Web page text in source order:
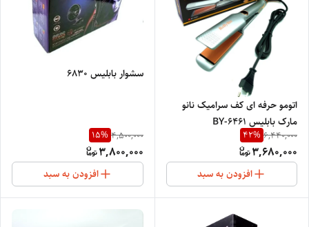
اتومو حرفه ای کف سرامیک نانو
مارک بابلیس BY-6461
6,440,000
42%
3,680,000
افزودن به سبد
سشوار بابلیس 6830
4,500,000
15%
3,800,000
افزودن به سبد